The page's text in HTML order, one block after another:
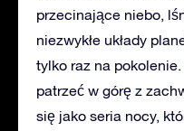
przecinające niebo,
niezwykłe układy
tylko raz na
patrzeć w górę z
się jako seria nocy,